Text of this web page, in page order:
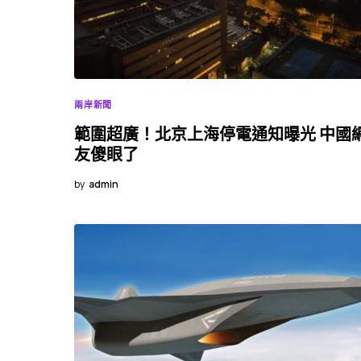
兩岸新聞
範圍超廣！北京上海停電通知曝光 中國
友傻眼了
by admin